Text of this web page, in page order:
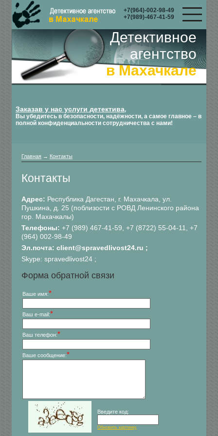
+7(964)-002-98-49
+7(989)-467-41-59
Детективное
агентство
в Махачкале
Заказав у нас услуги детектива,
Вы убедитесь в безопасности, надёжности, а самое главное – в
полной конфиденциальности сотрудничества с нами!
Главная → Контакты
Контакты
Адрес: Республика Дагестан, г. Махачкала, ул.
Пушкина, д. 25 (поблизости с РОВД Ленинского района
гор. Махачкалы)
Телефоны: +7 (989) 467-41-59, +7 (8722) 55-04-11, +7
(964) 002-98-49
Эл.почта: client@spravedlivost24.ru ;
Skype: spravedlivost24 ;
Форма обратной связи
Ваше имя:*
Ваш e-mail:*
Ваш телефон:*
Ваше сообщение:*
Введите код:
Обновить картинку